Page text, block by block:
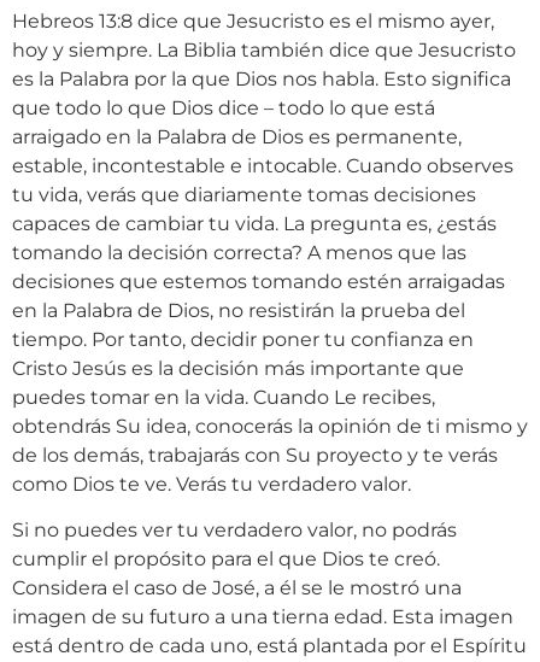
Hebreos 13:8 dice que Jesucristo es el mismo ayer,
hoy y siempre. La Biblia también dice que Jesucristo
es la Palabra por la que Dios nos habla. Esto significa
que todo lo que Dios dice – todo lo que está
arraigado en la Palabra de Dios es permanente,
estable, incontestable e intocable. Cuando observes
tu vida, verás que diariamente tomas decisiones
capaces de cambiar tu vida. La pregunta es, ¿estás
tomando la decisión correcta? A menos que las
decisiones que estemos tomando estén arraigadas
en la Palabra de Dios, no resistirán la prueba del
tiempo. Por tanto, decidir poner tu confianza en
Cristo Jesús es la decisión más importante que
puedes tomar en la vida. Cuando Le recibes,
obtendrás Su idea, conocerás la opinión de ti mismo y
de los demás, trabajarás con Su proyecto y te verás
como Dios te ve. Verás tu verdadero valor.
Si no puedes ver tu verdadero valor, no podrás
cumplir el propósito para el que Dios te creó.
Considera el caso de José, a él se le mostró una
imagen de su futuro a una tierna edad. Esta imagen
está dentro de cada uno, está plantada por el Espíritu